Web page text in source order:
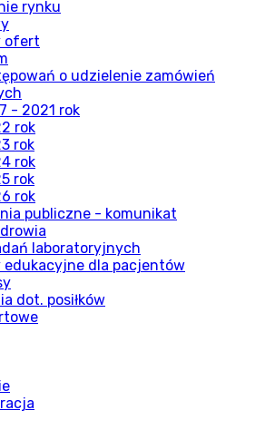
rynku
ofert
o udzielenie zamówień
- 2021 rok
rok
rok
rok
rok
rok
publiczne - komunikat
laboratoryjnych
edukacyjne dla pacjentów
dot. posiłków